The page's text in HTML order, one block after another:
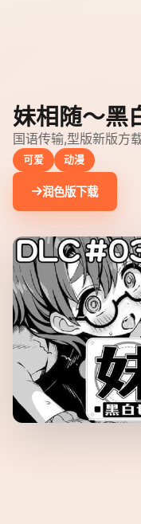
妹相随～黑
国语传输,型版新版方
可爱 动漫
润色版下载